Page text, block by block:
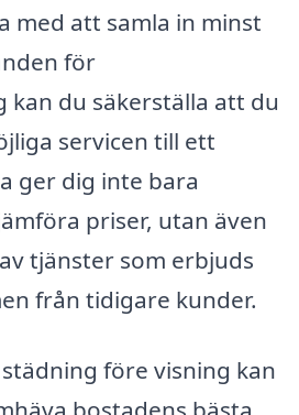
med att samla in minst
för
kan du säkerställa att du
servicen till ett
ger dig inte bara
priser, utan även
tjänster som erbjuds
från tidigare kunder.
före visning kan